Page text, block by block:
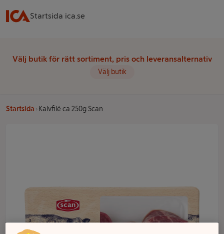
Startsida ica.se
Välj butik för rätt sortiment, pris och leveransalternativ
Välj butik
Startsida Kalvfilé ca 250g Scan